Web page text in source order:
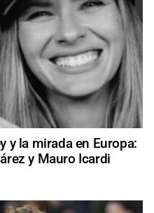
y la mirada en Europa:
y Mauro Icardi